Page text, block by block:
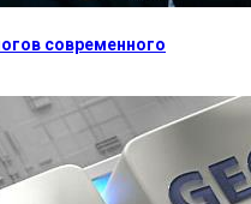
современного